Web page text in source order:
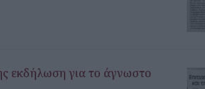
εκδήλωση για το άγνωστο